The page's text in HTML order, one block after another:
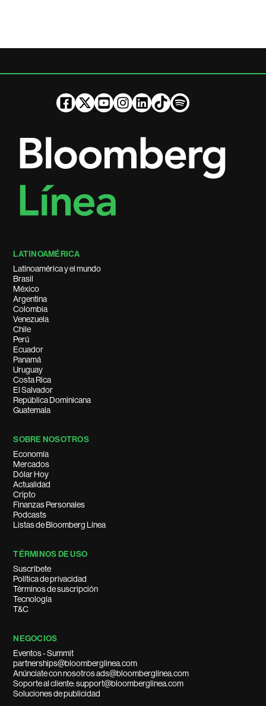
LATINOAMÉRICA
Latinoamérica y el mundo
Brasil
México
Argentina
Colombia
Venezuela
Chile
Perú
Ecuador
Panamá
Uruguay
Costa Rica
El Salvador
República Dominicana
Guatemala
SOBRE NOSOTROS
Economía
Mercados
Dólar Hoy
Actualidad
Cripto
Finanzas Personales
Podcasts
Listas de Bloomberg Línea
TÉRMINOS DE USO
Suscríbete
Política de privacidad
Términos de suscripción
Tecnología
T&C
NEGOCIOS
Eventos - Summit
partnerships@bloomberglinea.com
Anúnciate con nosotros ads@bloomberglinea.com
Soporte al cliente: support@bloomberglinea.com
Soluciones de publicidad